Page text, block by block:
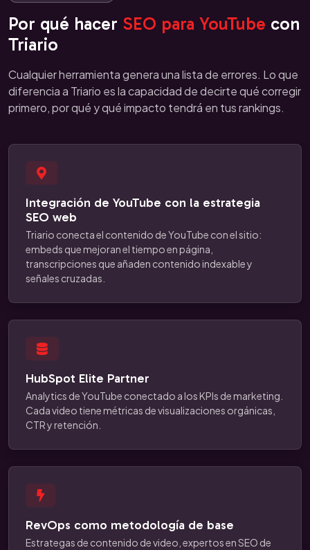
Por qué hacer SEO para YouTube con
Triario
Cualquier herramienta genera una lista de errores. Lo que
diferencia a Triario es la capacidad de decirte qué corregir
primero, por qué y qué impacto tendrá en tus rankings.
Integración de YouTube con la estrategia
SEO web
Triario conecta el contenido de YouTube con el sitio:
embeds que mejoran el tiempo en página,
transcripciones que añaden contenido indexable y
señales cruzadas.
HubSpot Elite Partner
Analytics de YouTube conectado a los KPIs de marketing.
Cada video tiene métricas de visualizaciones orgánicas,
CTR y retención.
RevOps como metodología de base
Estrategas de contenido de video, expertos en SEO de